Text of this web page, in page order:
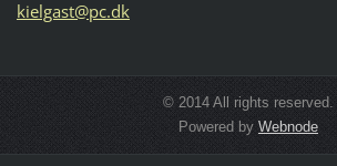
kielgast@pc.dk
© 2014 All rights reserved.
Powered by Webnode